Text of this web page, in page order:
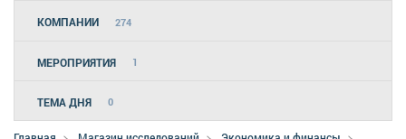
КОМПАНИИ 274
МЕРОПРИЯТИЯ 1
ТЕМА ДНЯ 0